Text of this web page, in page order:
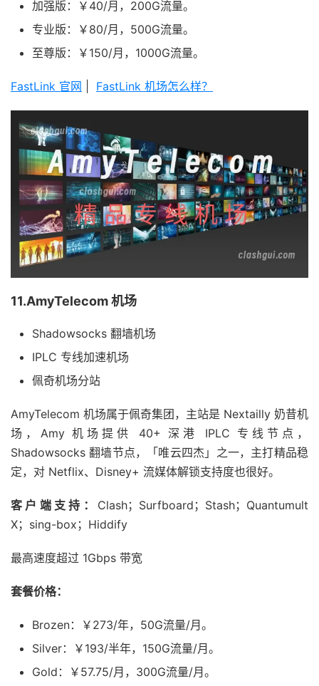
加强版：￥40/月，200G流量。
专业版：￥80/月，500G流量。
至尊版：￥150/月，1000G流量。
FastLink 官网 FastLink 机场怎么样？
11.AmyTelecom 机场
Shadowsocks 翻墙机场
IPLC 专线加速机场
佩奇机场分站
AmyTelecom 机场属于佩奇集团，主站是 Nextailly 奶昔机
场，Amy 机场提供 40+ 深港 IPLC 专线节点，
Shadowsocks 翻墙节点，「唯云四杰」之一，主打精品稳
定，对 Netflix、Disney+ 流媒体解锁支持度也很好。
客户端支持： Clash；Surfboard；Stash；Quantumult
X；sing-box；Hiddify
最高速度超过 1Gbps 带宽
套餐价格：
Brozen：￥273/年，50G流量/月。
Silver：￥193/半年，150G流量/月。
Gold：￥57.75/月，300G流量/月。